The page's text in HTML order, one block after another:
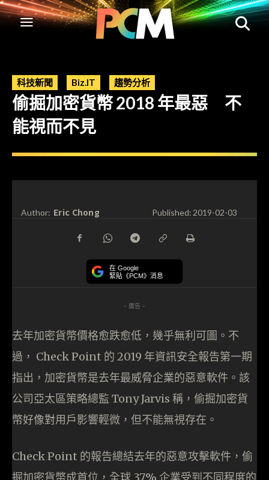
科技新聞 Biz.IT 趨勢分析
偷掘加密貨幣 2018 年最惡 不
能視而不見
Author: Eric Chong Published:2019-02-03
在 Google
緊貼《PCM》消息
- 廣告 -
去年加密貨幣價格愈跌愈低，幾乎無利可圖。不
過， Check Point 的 2019 年資訊安全報告第一期
指出，加密貨幣是去年最威脅企業的惡意軟件。該
公司亞太區策略總監 Tony Jarvis 稱，偷掘加密貨
幣好像對用戶影響輕微，但不能無視存在。
Check Point 的報告總結去年的惡意攻擊軟件，偷